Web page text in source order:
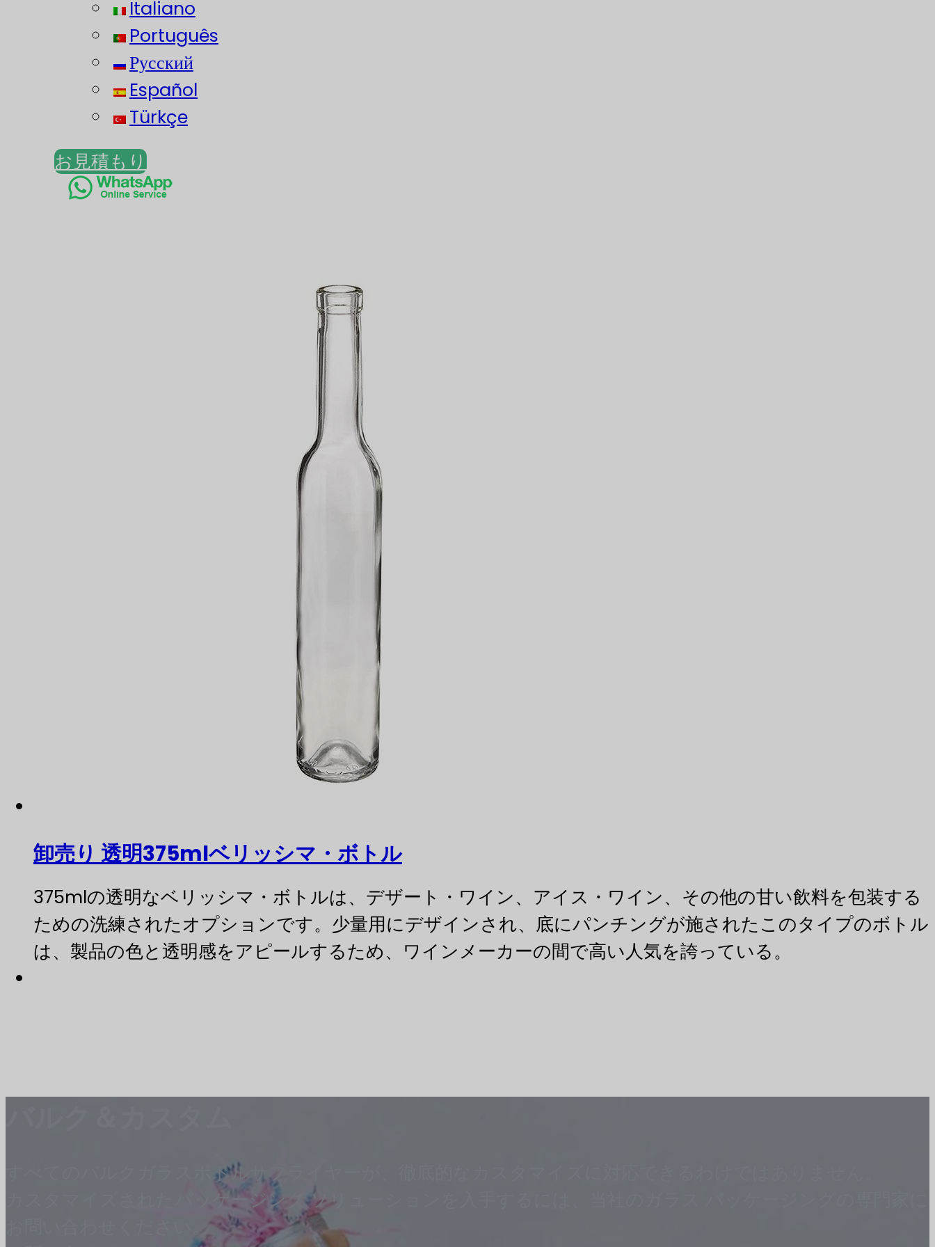
Italiano
Português
Русский
Español
Türkçe
お見積もり
卸売り 透明375mlベリッシマ・ボトル
375mlの透明なベリッシマ・ボトルは、デザート・ワイン、アイス・ワイン、その他の甘い飲料を包装する
ための洗練されたオプションです。少量用にデザインされ、底にパンチングが施されたこのタイプのボトル
は、製品の色と透明感をアピールするため、ワインメーカーの間で高い人気を誇っている。
すべてのバルクガラスボトルサプライヤーが、徹底的なカスタマイズに対応できるわけではありません。
カスタマイズされたパッケージング ソリューションを入手するには、当社のガラス パッケージングの専門家に
お問い合わせください。